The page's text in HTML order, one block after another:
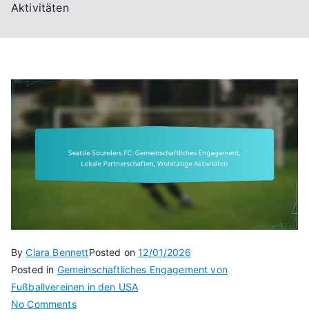
Aktivitäten
ByClara BennettPosted on12/01/2026
Posted in Gemeinschaftliches Engagement von
Fußballvereinen in den USA
No Commentson